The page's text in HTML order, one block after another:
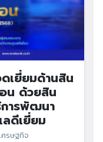
เยี่ยมด้านสิน
น ด้วยสิน
ารพัฒนา
ดีเยี่ยม
เศรษฐกิจ